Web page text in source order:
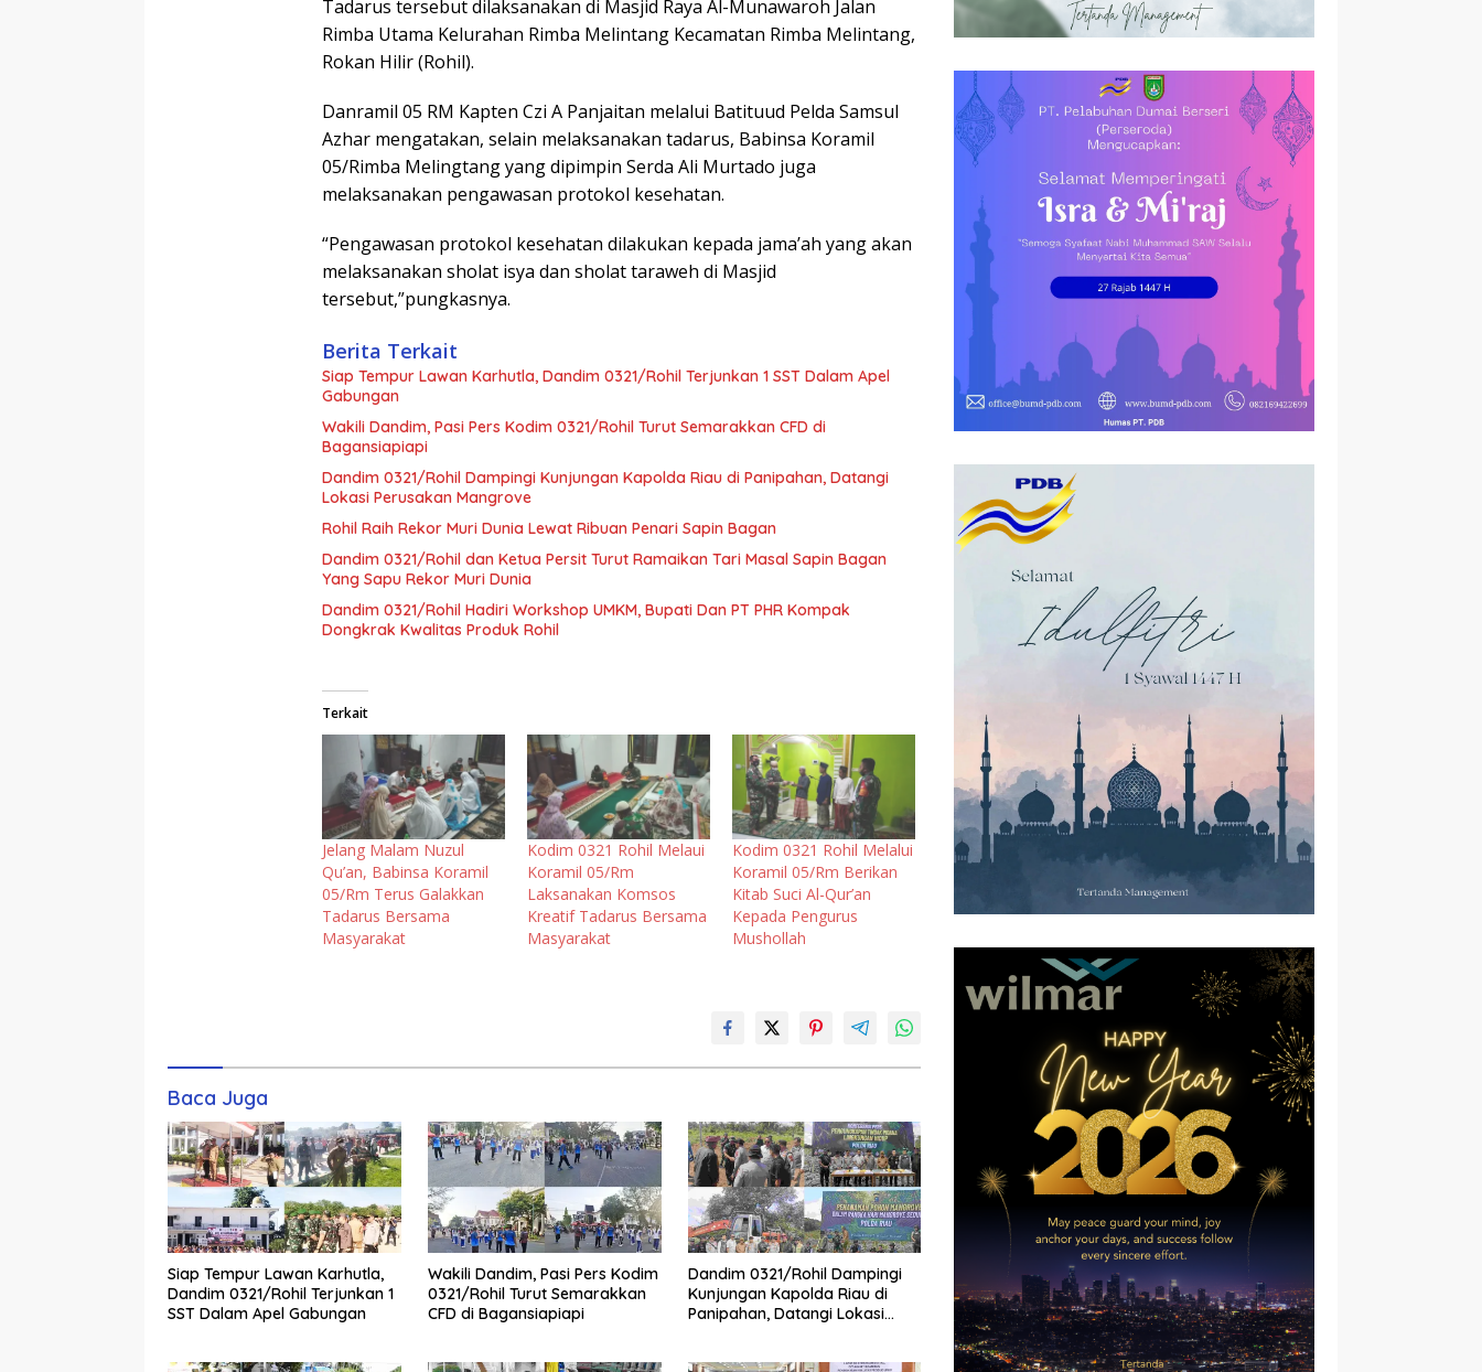
Tadarus tersebut dilaksanakan di Masjid Raya Al-Munawaroh Jalan
Rimba Utama Kelurahan Rimba Melintang Kecamatan Rimba Melintang,
Rokan Hilir (Rohil).
Danramil 05 RM Kapten Czi A Panjaitan melalui Batituud Pelda Samsul
Azhar mengatakan, selain melaksanakan tadarus, Babinsa Koramil
05/Rimba Melingtang yang dipimpin Serda Ali Murtado juga
melaksanakan pengawasan protokol kesehatan.
“Pengawasan protokol kesehatan dilakukan kepada jama’ah yang akan
melaksanakan sholat isya dan sholat taraweh di Masjid
tersebut,”pungkasnya.
Berita Terkait
Siap Tempur Lawan Karhutla, Dandim 0321/Rohil Terjunkan 1 SST Dalam Apel
Gabungan
Wakili Dandim, Pasi Pers Kodim 0321/Rohil Turut Semarakkan CFD di
Bagansiapiapi
Dandim 0321/Rohil Dampingi Kunjungan Kapolda Riau di Panipahan, Datangi
Lokasi Perusakan Mangrove
Rohil Raih Rekor Muri Dunia Lewat Ribuan Penari Sapin Bagan
Dandim 0321/Rohil dan Ketua Persit Turut Ramaikan Tari Masal Sapin Bagan
Yang Sapu Rekor Muri Dunia
Dandim 0321/Rohil Hadiri Workshop UMKM, Bupati Dan PT PHR Kompak
Dongkrak Kwalitas Produk Rohil
Terkait
Jelang Malam Nuzul
Qu’an, Babinsa Koramil
05/Rm Terus Galakkan
Tadarus Bersama
Masyarakat
Kodim 0321 Rohil Melaui
Koramil 05/Rm
Laksanakan Komsos
Kreatif Tadarus Bersama
Masyarakat
Kodim 0321 Rohil Melalui
Koramil 05/Rm Berikan
Kitab Suci Al-Qur’an
Kepada Pengurus
Mushollah
Komentar
Baca Juga
Siap Tempur Lawan Karhutla,
Dandim 0321/Rohil Terjunkan 1
SST Dalam Apel Gabungan
Wakili Dandim, Pasi Pers Kodim
0321/Rohil Turut Semarakkan
CFD di Bagansiapiapi
Dandim 0321/Rohil Dampingi
Kunjungan Kapolda Riau di
Panipahan, Datangi Lokasi